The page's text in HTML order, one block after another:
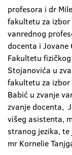
profesora i dr
fakultetu za
vanrednog
docenta i
Fakultetu
Stojanovića u
fakultetu za
Babić u zvanje
zvanje docenta,
višeg asistenta,
stranog jezika,
mr Kornelie